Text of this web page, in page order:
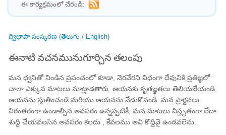
ఈ కార్యక్రమంలో చేరండి:
ద్విభాషా సంస్కరణ (తెలుగు / English)
ఈనాటి వచనమునుగూర్చిన తలంపు
మన ధ్వనితో నిండిన ప్రపంచంలో కూడా, నెరవేరని విధంగా దేవునికి ప్రతిజ్ఞలో
చాలా ఎక్కువ మాటలు మాట్లాడతారు. ఆయనకు కృతజ్ఞతలు తెలియజేయండి,
ఆయనను స్తుతించండి మరియు ఆయనను వేడుకొనండి. మన ప్రార్థనలు
నిరంతరంగా ఉండాల్సిన అవసరం ఉన్నప్పటికీ, మన మాటలు విస్తృతంగా లేదా
శుద్ధి చేయవలసిన అవసరం కలదు , కేవలము అవి కొద్దివై ఉండవలెను.